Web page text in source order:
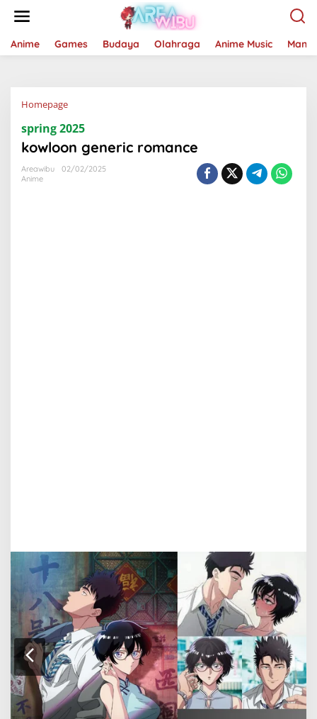
Anime Games Budaya Olahraga Anime Music
HomepageLampiran
spring 2025
kowloon generic romance
Areawibu
02/02/2025
Anime